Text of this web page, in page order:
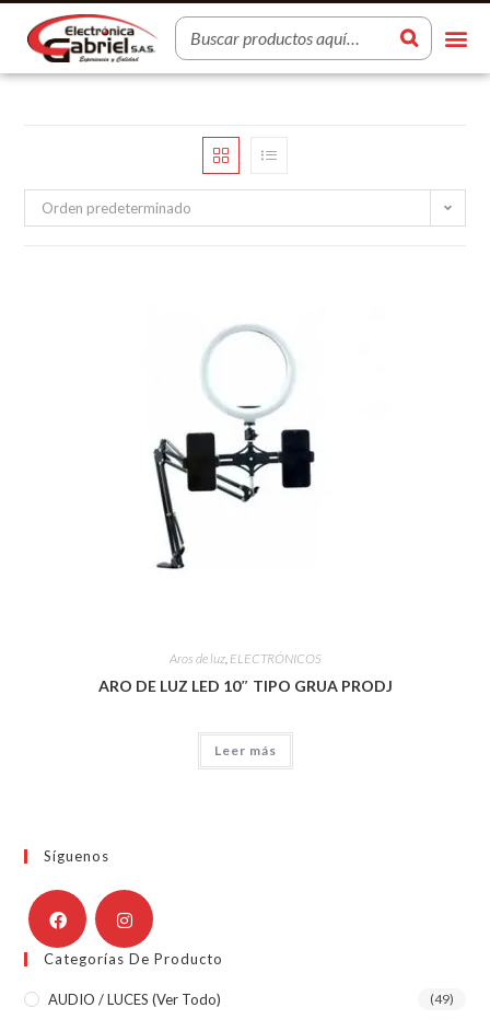
Orden predeterminado
Aros de luz, ELECTRÓNICOS
ARO DE LUZ LED 10″ TIPO GRUA PRODJ
Leer más
Síguenos
Categorías De Producto
AUDIO / LUCES (ver Todo) (49)